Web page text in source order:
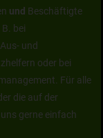
und Beschäftigte
bei
und
oder bei
Für alle
die auf der
gerne einfach